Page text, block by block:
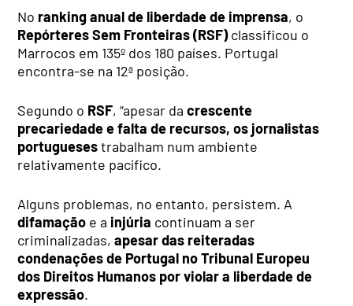
No ranking anual de liberdade de imprensa, o
Repórteres Sem Fronteiras (RSF)classificou o
Marrocos em 135º dos 180 países. Portugal
encontra-se na 12ª posição.
Segundo o RSF, “apesar dacrescente
precariedade e falta de recursos, os jornalistas
portuguesestrabalham num ambiente
relativamente pacífico.
Alguns problemas, no entanto, persistem. A
difamação e a injúria continuam a ser
criminalizadas,apesar das reiteradas
condenações de Portugal no Tribunal Europeu
dos Direitos Humanos por violar a liberdade de
expressão.